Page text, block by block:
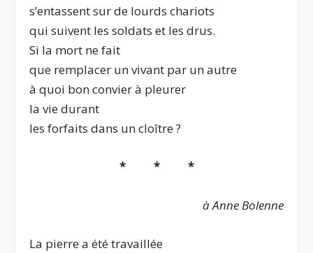
s’entassent sur de lourds chariots
qui suivent les soldats et les drus.
Si la mort ne fait
que remplacer un vivant par un autre
à quoi bon convier à pleurer
la vie durant
les forfaits dans un cloître ?
* * *
à Anne Bolenne
La pierre a été travaillée